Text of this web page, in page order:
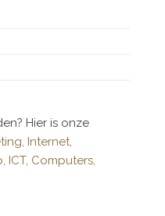
Hier is onze
Internet,
ICT, Computers,